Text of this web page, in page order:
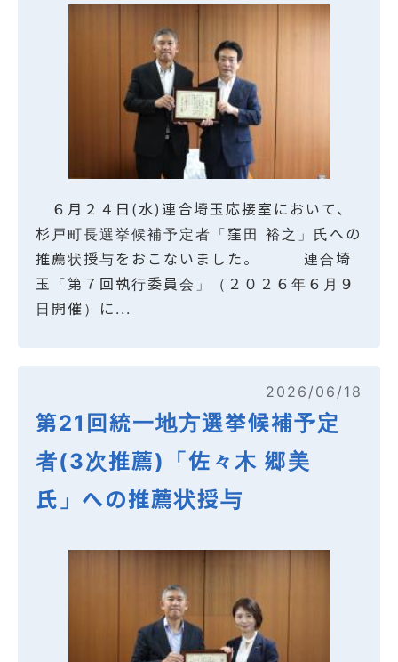
６月２４日(水)連合埼玉応接室において、
杉戸町長選挙候補予定者「窪田 裕之」氏への
推薦状授与をおこないました。 連合埼
玉「第７回執行委員会」（２０２６年６月９
日開催）に...
2026/06/18
第21回統一地方選挙候補予定
者(3次推薦)「佐々木 郷美
氏」への推薦状授与